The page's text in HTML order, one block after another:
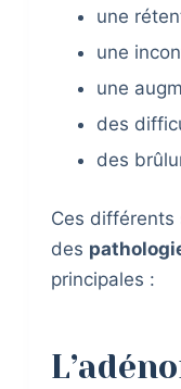
une
une
une
des
des
Ces différents
des
principales :